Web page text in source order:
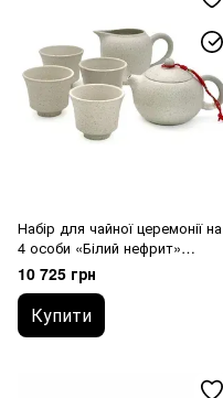
Набір для чайної церемонії на
4 особи «Білий нефрит»
(ісинська глина)
10 725 грн
Купити